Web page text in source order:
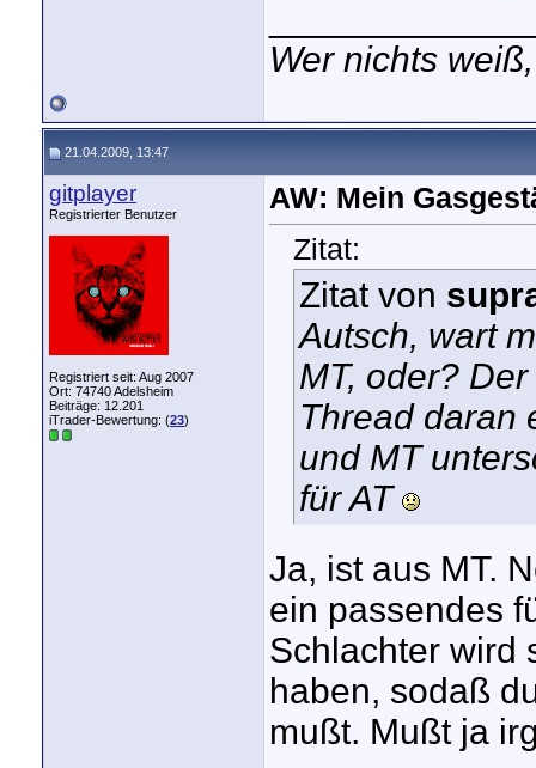
Wer nichts
21.04.2009, 13:47
gitplayer
Registrierter Benutzer
Registriert seit: Aug 2007
Ort: 74740 Adelsheim
Beiträge: 12.201
iTrader-Bewertung: (23)
AW: Mein
Zitat:
Zitat von
Autsch, wart
MT, oder?
Thread daran
und MT
für AT
Ja, ist aus MT.
ein passendes
Schlachter wird
haben, sodaß
mußt. Mußt ja